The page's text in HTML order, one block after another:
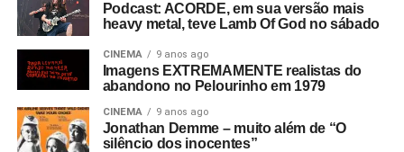
Podcast: ACORDE, em sua versão mais
heavy metal, teve Lamb Of God no sábado
CINEMA 9 anos ago
Imagens EXTREMAMENTE realistas do
abandono no Pelourinho em 1979
CINEMA 9 anos ago
Jonathan Demme – muito além de “O
silêncio dos inocentes”